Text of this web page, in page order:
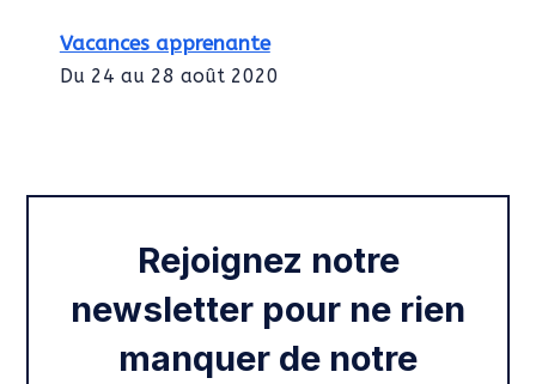
Vacances apprenante
Du 24 au 28 août 2020
Rejoignez notre
newsletter pour ne rien
manquer de notre